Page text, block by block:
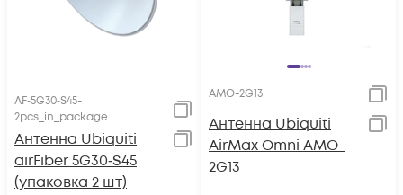
AF‑5G30‑S45-
2pcs_in_package
Антенна Ubiquiti
airFiber 5G30‑S45
(упаковка 2 шт)
AMO-2G13
Антенна Ubiquiti
AirMax Omni AMO-
2G13